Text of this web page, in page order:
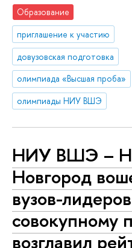
Образование
приглашение к участию
довузовская подготовка
олимпиада «Высшая проба»
олимпиады НИУ ВШЭ
НИУ ВШЭ –
Новгород
вузов-
совокупному
возглавил